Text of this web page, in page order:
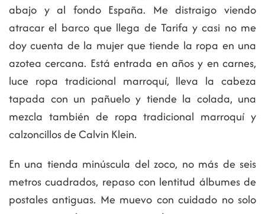
abajo y al fondo España. Me distraigo viendo
atracar el barco que llega de Tarifa y casi no me
doy cuenta de la mujer que tiende la ropa en una
azotea cercana. Está entrada en años y en carnes,
luce ropa tradicional marroquí, lleva la cabeza
tapada con un pañuelo y tiende la colada, una
mezcla también de ropa tradicional marroquí y
calzoncillos de Calvin Klein.
En una tienda minúscula del zoco, no más de seis
metros cuadrados, repaso con lentitud álbumes de
postales antiguas. Me muevo con cuidado no solo